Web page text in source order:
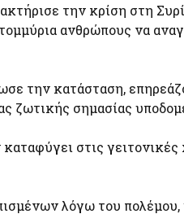
την κρίση στη
ανθρώπους να
την κατάσταση,
ζωτικής σημασίας
στις
λόγω του πολέμου,